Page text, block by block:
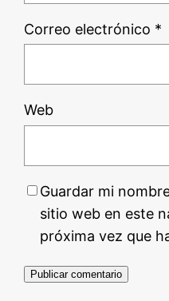
Correo electrónico *
Web
Guardar mi
sitio web en este
próxima vez que